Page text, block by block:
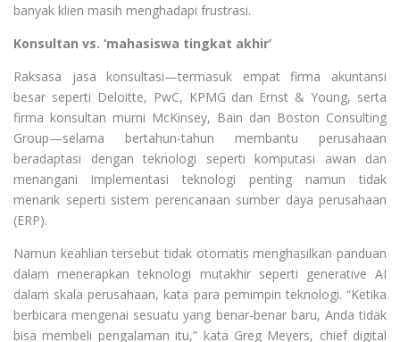
banyak klien masih menghadapi frustrasi.
Konsultan vs. ‘mahasiswa tingkat akhir’
Raksasa jasa konsultasi—termasuk empat firma akuntansi
besar seperti Deloitte, PwC, KPMG dan Ernst & Young, serta
firma konsultan murni McKinsey, Bain dan Boston Consulting
Group—selama bertahun-tahun membantu perusahaan
beradaptasi dengan teknologi seperti komputasi awan dan
menangani implementasi teknologi penting namun tidak
menarik seperti sistem perencanaan sumber daya perusahaan
(ERP).
Namun keahlian tersebut tidak otomatis menghasilkan panduan
dalam menerapkan teknologi mutakhir seperti generative AI
dalam skala perusahaan, kata para pemimpin teknologi. “Ketika
berbicara mengenai sesuatu yang benar-benar baru, Anda tidak
bisa membeli pengalaman itu,” kata Greg Meyers, chief digital